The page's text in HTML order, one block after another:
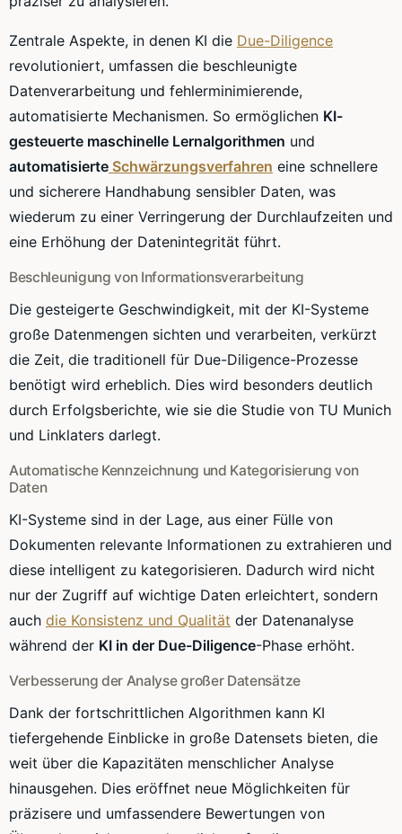
Zentrale Aspekte, in denen KI die Due-Diligence
revolutioniert, umfassen die beschleunigte
Datenverarbeitung und fehlerminimierende,
automatisierte Mechanismen. So ermöglichen KI-
gesteuerte maschinelle Lernalgorithmen und
automatisierte Schwärzungsverfahren eine schnellere
und sicherere Handhabung sensibler Daten, was
wiederum zu einer Verringerung der Durchlaufzeiten und
eine Erhöhung der Datenintegrität führt.
Beschleunigung von Informationsverarbeitung
Die gesteigerte Geschwindigkeit, mit der KI-Systeme
große Datenmengen sichten und verarbeiten, verkürzt
die Zeit, die traditionell für Due-Diligence-Prozesse
benötigt wird erheblich. Dies wird besonders deutlich
durch Erfolgsberichte, wie sie die Studie von TU Munich
und Linklaters darlegt.
Automatische Kennzeichnung und Kategorisierung von
Daten
KI-Systeme sind in der Lage, aus einer Fülle von
Dokumenten relevante Informationen zu extrahieren und
diese intelligent zu kategorisieren. Dadurch wird nicht
nur der Zugriff auf wichtige Daten erleichtert, sondern
auch die Konsistenz und Qualität der Datenanalyse
während der KI in der Due-Diligence-Phase erhöht.
Verbesserung der Analyse großer Datensätze
Dank der fortschrittlichen Algorithmen kann KI
tiefergehende Einblicke in große Datensets bieten, die
weit über die Kapazitäten menschlicher Analyse
hinausgehen. Dies eröffnet neue Möglichkeiten für
präzisere und umfassendere Bewertungen von